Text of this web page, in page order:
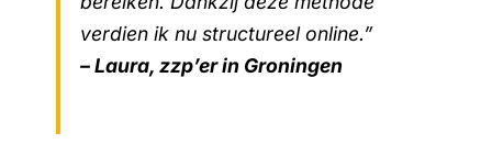
verdien ik nu structureel online.”
– Laura, zzp’er in Groningen